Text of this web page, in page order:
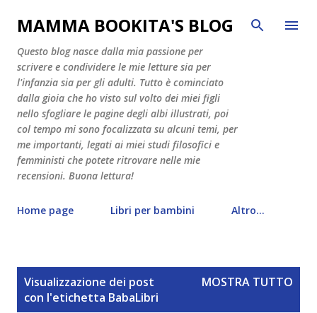
Passa ai contenuti principali
MAMMA BOOKITA'S BLOG
Questo blog nasce dalla mia passione per
scrivere e condividere le mie letture sia per
l'infanzia sia per gli adulti. Tutto è cominciato
dalla gioia che ho visto sul volto dei miei figli
nello sfogliare le pagine degli albi illustrati, poi
col tempo mi sono focalizzata su alcuni temi, per
me importanti, legati ai miei studi filosofici e
femministi che potete ritrovare nelle mie
recensioni. Buona lettura!
Home page Libri per bambini Altro…
Visualizzazione dei post
con l'etichetta BabaLibri
MOSTRA TUTTO